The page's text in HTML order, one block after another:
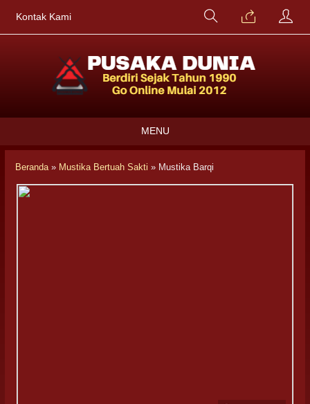
Kontak Kami
MENU
Beranda» Mustika Bertuah Sakti » Mustika Barqi